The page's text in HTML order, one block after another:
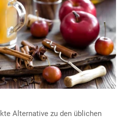
Alternative zu den üblichen